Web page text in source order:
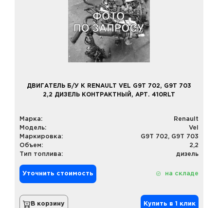
ДВИГАТЕЛЬ Б/У К RENAULT VEL G9T 702, G9T 703
2,2 ДИЗЕЛЬ КОНТРАКТНЫЙ, АРТ. 410RLT
Марка:
Renault
Модель:
Vel
Маркировка:
G9T 702, G9T 703
Объем:
2,2
Тип топлива:
дизель
Уточнить стоимость на складе
В корзину Купить в 1 клик